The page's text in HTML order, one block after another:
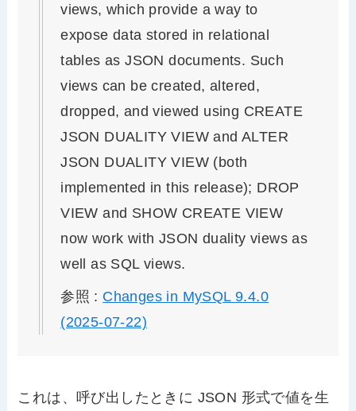
views, which provide a way to
expose data stored in relational
tables as JSON documents. Such
views can be created, altered,
dropped, and viewed using CREATE
JSON DUALITY VIEW and ALTER
JSON DUALITY VIEW (both
implemented in this release); DROP
VIEW and SHOW CREATE VIEW
now work with JSON duality views as
well as SQL views.
参照 : Changes in MySQL 9.4.0
(2025-07-22)
これは、呼び出したときに JSON 形式で値を生